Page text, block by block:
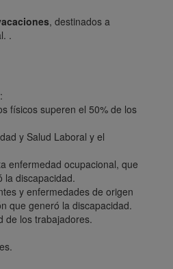
, destinados a
.
físicos superen el 50% de los
y Salud Laboral y el
enfermedad ocupacional, que
la discapacidad.
y enfermedades de origen
que generó la discapacidad.
de los trabajadores.